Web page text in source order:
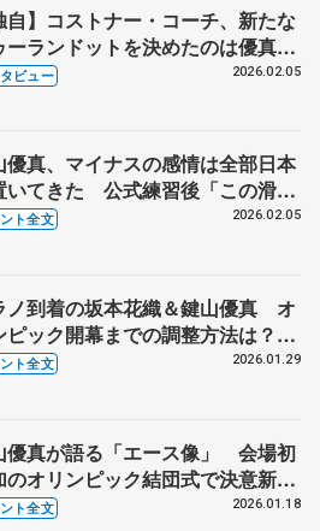
自】コストナー・コーチ、新たな
ーランドットを決めたのは優真
きなポテンシャルがあり、まだま
ビュー 2026.02.05
優真、マイナスの感情は全部日本
いてきた 公式練習後「この滑り
山優真なんだぞっていうのを…」
ト全文 2026.02.05
ノ到着の坂本花織＆鍵山優真 オ
ピック開幕までの調整方法は？
で語った大舞台への意気込み
ト全文 2026.01.29
優真が語る「エース像」 会場初
のオリンピック結団式で決意新
ト全文 2026.01.18